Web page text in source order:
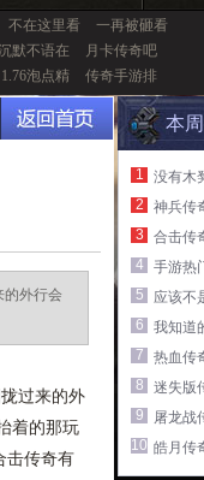
不在这里看
一再被砸看
默不语在
月卡传奇吧
1.76泡点精 传奇手游排
的外行会
过来的外
着的那玩
击传奇有
本
1
没有木
2
神兵传
3
合击传
4
手游热
5
应该不
6
我知道
7
热血传
8
迷失版
9
屠龙战
10 皓月传